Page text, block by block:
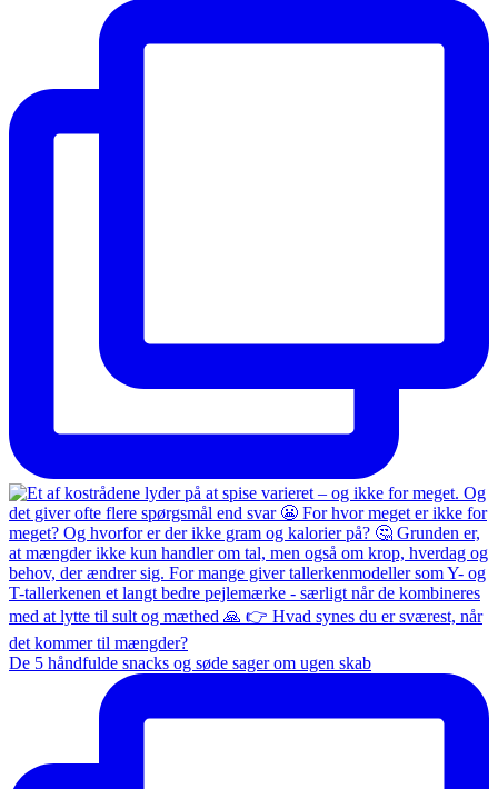
De 5 håndfulde snacks og søde sager om ugen skab